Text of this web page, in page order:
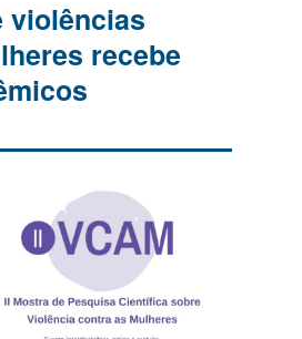
violências
recebe